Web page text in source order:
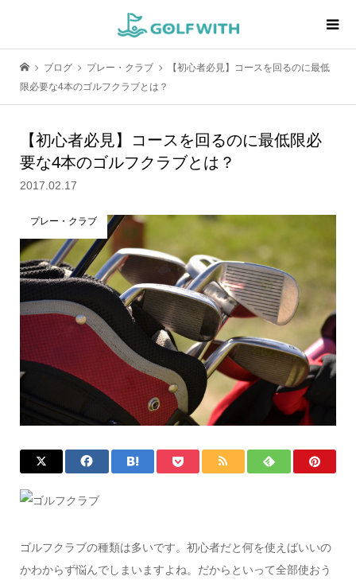
ブログ プレー・クラブ
【初心者必見】コースを回るのに最低
限必要な4本のゴルフクラブとは？
【初心者必見】コースを回るのに最低限必
要な4本のゴルフクラブとは？
2017.02.17
プレー・クラブ
ゴルフクラブの種類は多いです。初心者だと何を使えばいいの
かわからず悩んでしまいますよね。だからといって全部使おう